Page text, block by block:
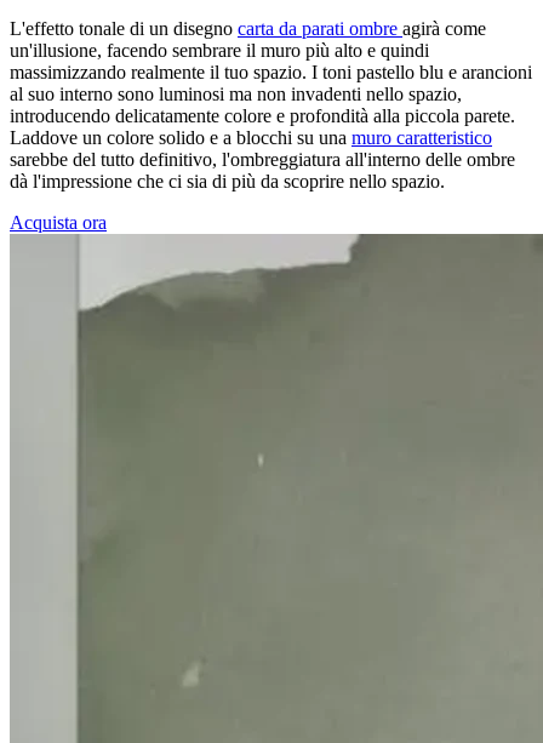
L'effetto tonale di un disegno carta da parati ombre agirà come
un'illusione, facendo sembrare il muro più alto e quindi
massimizzando realmente il tuo spazio. I toni pastello blu e arancioni
al suo interno sono luminosi ma non invadenti nello spazio,
introducendo delicatamente colore e profondità alla piccola parete.
Laddove un colore solido e a blocchi su una muro caratteristico
sarebbe del tutto definitivo, l'ombreggiatura all'interno delle ombre
dà l'impressione che ci sia di più da scoprire nello spazio.
Acquista ora